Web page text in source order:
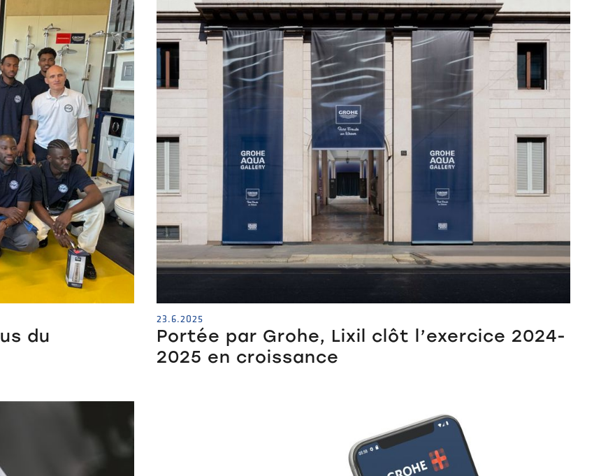
du
23.6.2025
Portée par Grohe, Lixil clôt l’exercice 2024-
2025 en croissance